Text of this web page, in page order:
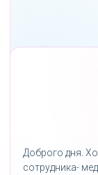
Доброго дня.
сотрудника-